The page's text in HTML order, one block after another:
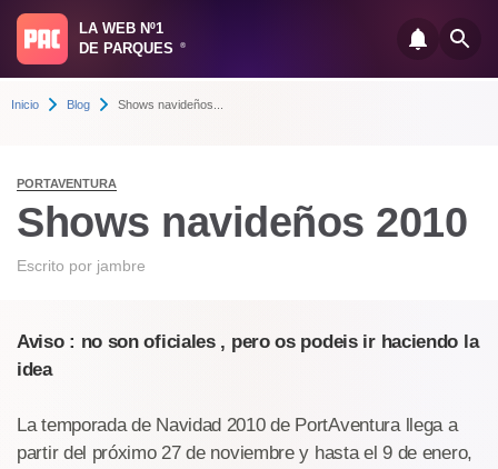
LA WEB Nº1
DE PARQUES
®
Inicio Blog Shows navideños...
PORTAVENTURA
Shows navideños 2010
Escrito por jambre
Aviso : no son oficiales , pero os podeis ir haciendo la
idea
La temporada de Navidad 2010 de PortAventura llega a
partir del próximo 27 de noviembre y hasta el 9 de enero,